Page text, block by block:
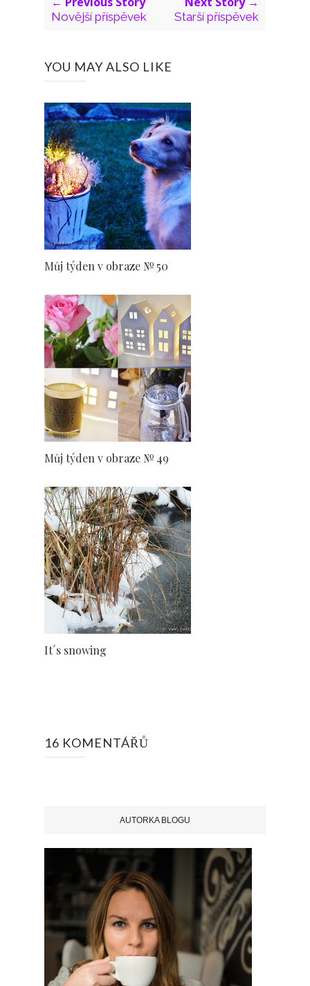
Novější příspěvek Starší příspěvek
YOU MAY ALSO LIKE
Můj týden v obraze № 50
Můj týden v obraze № 49
It´s snowing
16 KOMENTÁŘŮ
AUTORKA BLOGU